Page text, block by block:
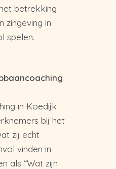
betrekking
zingeving in
spelen.
in Koedijk
bij het
zij echt
vinden in
als “Wat zijn